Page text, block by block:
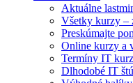
Aktuálne
Všetky kurzy –
Preskúmajte
Online kurzy a
Termíny IT
Dlhodobé IT